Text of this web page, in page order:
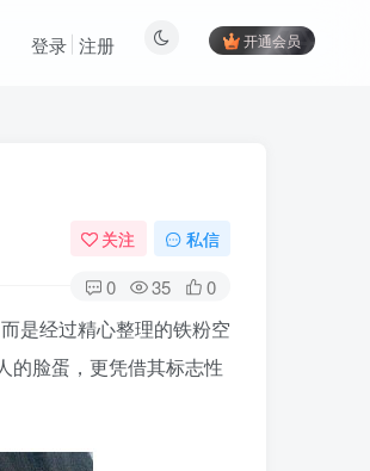
开通会员
登录 注册
关注 私信
0 35 0
是经过精心整理的铁粉空
的脸蛋，更凭借其标志性